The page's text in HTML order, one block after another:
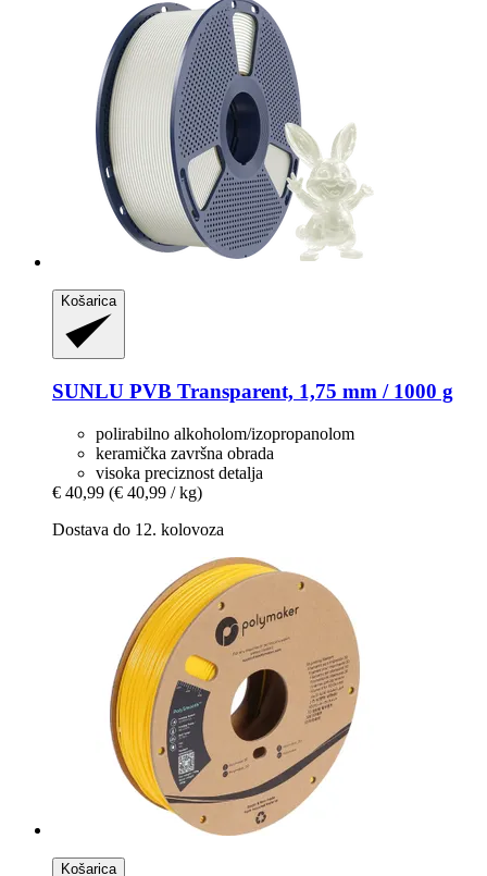
Košarica
SUNLU PVB Transparent, 1,75 mm / 1000 g
polirabilno alkoholom/izopropanolom
keramička završna obrada
visoka preciznost detalja
€ 40,99 (€ 40,99 / kg)
Dostava do 12. kolovoza
Košarica